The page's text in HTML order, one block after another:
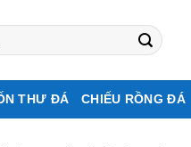
THƯ ĐÁ CHIẾU RỒNG ĐÁ